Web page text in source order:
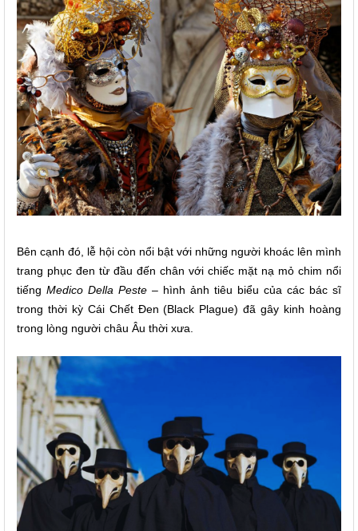
Bên cạnh đó, lễ hội còn nổi bật với những người khoác lên mình
trang phục đen từ đầu đến chân với chiếc mặt nạ mỏ chim nổi
tiếng Medico Della Peste – hình ảnh tiêu biểu của các bác sĩ
trong thời kỳ Cái Chết Đen (Black Plague) đã gây kinh hoàng
trong lòng người châu Âu thời xưa.